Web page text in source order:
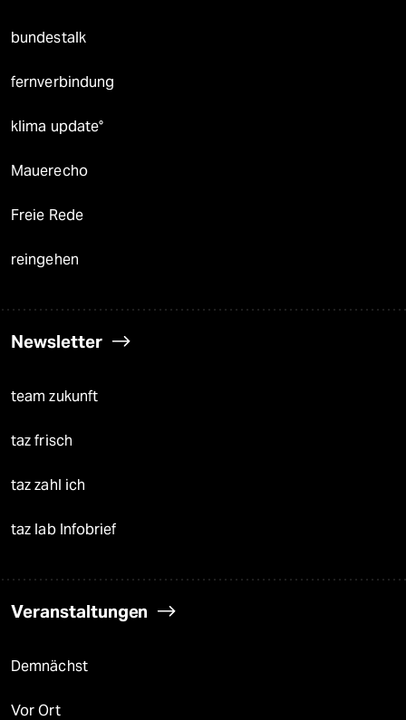
bundestalk
fernverbindung
klima update°
Mauerecho
Freie Rede
reingehen
Newsletter
team zukunft
taz frisch
taz zahl ich
taz lab Infobrief
Veranstaltungen
Demnächst
Vor Ort